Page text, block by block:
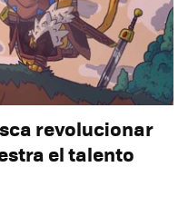
revolucionar
el talento